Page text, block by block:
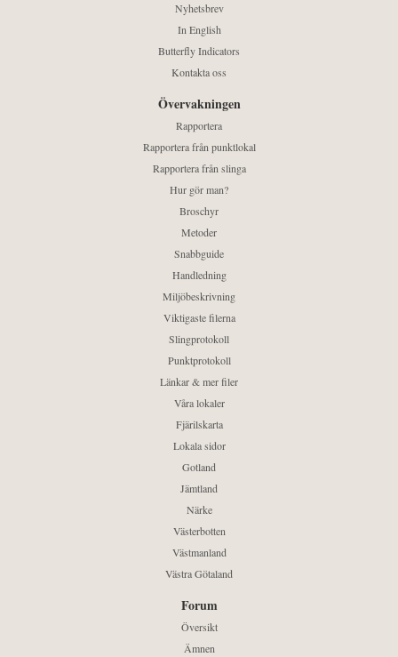
Nyhetsbrev
In English
Butterfly Indicators
Kontakta oss
Övervakningen
Rapportera
Rapportera från punktlokal
Rapportera från slinga
Hur gör man?
Broschyr
Metoder
Snabbguide
Handledning
Miljöbeskrivning
Viktigaste filerna
Slingprotokoll
Punktprotokoll
Länkar & mer filer
Våra lokaler
Fjärilskarta
Lokala sidor
Gotland
Jämtland
Närke
Västerbotten
Västmanland
Västra Götaland
Forum
Översikt
Ämnen